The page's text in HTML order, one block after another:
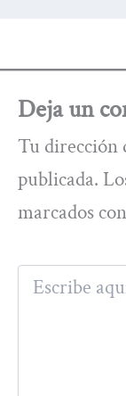
Deja un
Tu dirección
publicada.
marcados con
Escribe
aquí...